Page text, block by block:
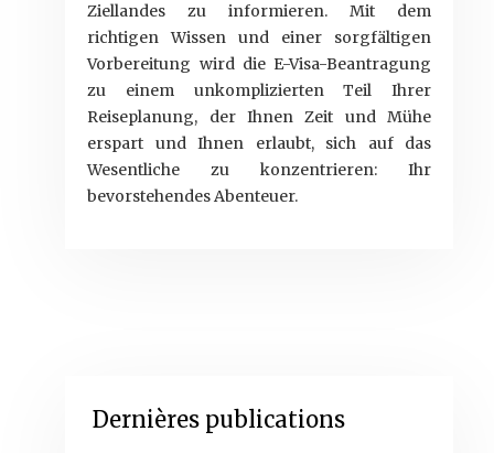
Ziellandes zu informieren. Mit dem
richtigen Wissen und einer sorgfältigen
Vorbereitung wird die E-Visa-Beantragung
zu einem unkomplizierten Teil Ihrer
Reiseplanung, der Ihnen Zeit und Mühe
erspart und Ihnen erlaubt, sich auf das
Wesentliche zu konzentrieren: Ihr
bevorstehendes Abenteuer.
Dernières publications